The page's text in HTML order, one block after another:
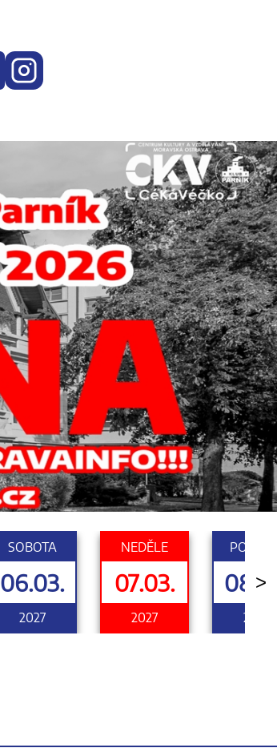
SOBOTA
06.03.
2027
NEDĚLE
07.03.
2027 2027
>